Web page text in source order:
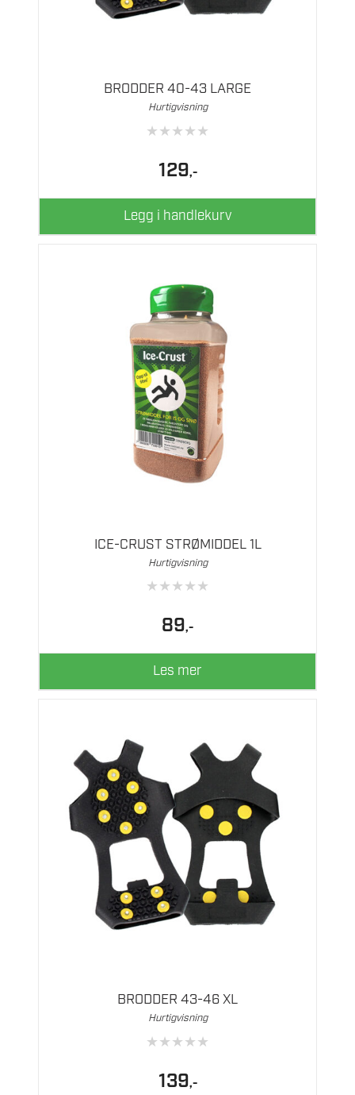
BRODDER 40-43 LARGE
Hurtigvisning
★★★★★
129,-
Legg i handlekurv
ICE-CRUST STRØMIDDEL 1L
Hurtigvisning
★★★★★
89,-
Les mer
BRODDER 43-46 XL
Hurtigvisning
★★★★★
139,-